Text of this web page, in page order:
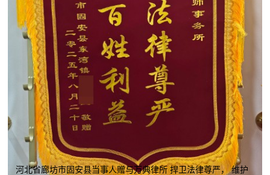
河北省廊坊市固安县当事人赠与万典律所 捍卫法律尊严， 维护